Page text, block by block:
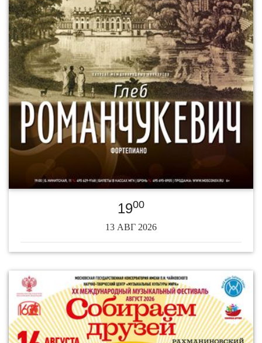
1900
13 АВГ 2026